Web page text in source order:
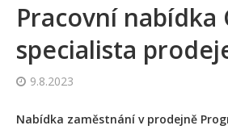
Pracovní nabídka
specialista
9.8.2023
Nabídka zaměstnání v prodejně